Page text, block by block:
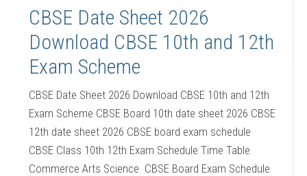
CBSE Date Sheet 2026
Download CBSE 10th and 12th
Exam Scheme
CBSE Date Sheet 2026 Download CBSE 10th and 12th
Exam Scheme CBSE Board 10th date sheet 2026 CBSE
12th date sheet 2026 CBSE board exam schedule
CBSE Class 10th 12th Exam Schedule Time Table
Commerce Arts Science CBSE Board Exam Schedule